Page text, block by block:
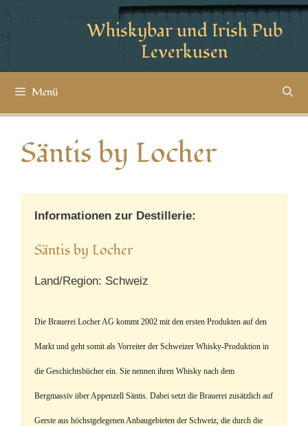
Whiskybar und Irish Pub
Leverkusen
Menü
Säntis by Locher
Informationen zur Destillerie:
Säntis by Locher
Land/Region: Schweiz
Die Brauerei Locher AG kommt 2002 mit den ersten Produkten auf den
Markt und geht somit als Vorreiter der Schweizer Whisky-Produktion in
die Geschichtsbücher ein. Sie nennen ihren Whisky nach dem
Bergmassiv über Appenzell Säntis. Dabei setzt die Brauerei zusätzlich auf
Gerste aus höchstgelegenen Anbaugebieten der Schweiz, die durch die